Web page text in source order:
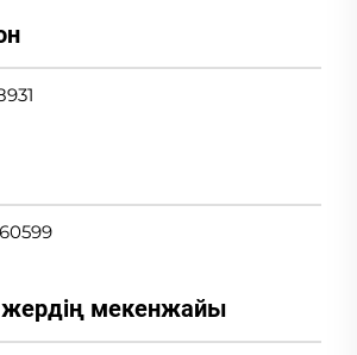
мекенжайы